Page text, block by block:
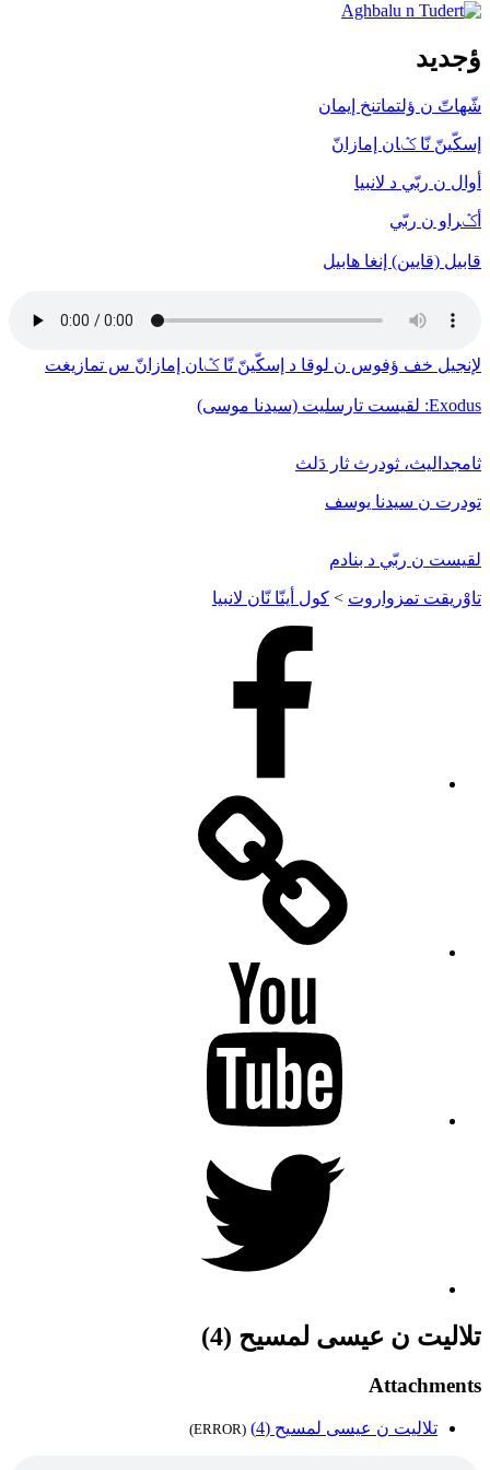
Aghbalu n Tudert
ؤجديد
شّهاتّ ن ؤلتماتنخ إيمان
إسكّينّ نّا ݣان إمازانّ
أوال ن ربّي د لانبيا
أݣراو ن ربّي
قابيل (قايين) إنغا هابيل
لإنجيل خف ﺅفوس ن لوقا د إسكّينّ نّا ݣان إمازانّ س تمازيغت
Exodus: لقيست تارسليت (سيدنا موسى)
ثامجداليث، ثودرث ثار دَلث
تودرت ن سيدنا يوسف
لقيست ن ربّي د بنادم
تاوْريقت تمزواروت > كول أينّا نّان لانبيا
تلاليت ن عيسى لمسيح (4)
Attachments
تلاليت ن عيسى لمسيح (4) (ERROR)